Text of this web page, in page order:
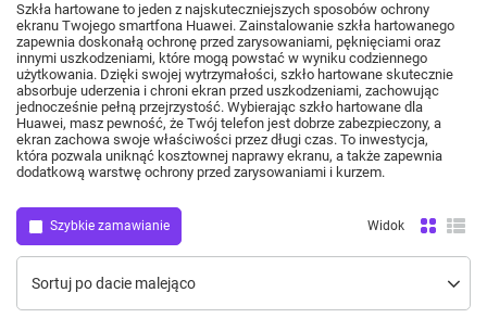
Szkła hartowane to jeden z najskuteczniejszych sposobów ochrony
ekranu Twojego smartfona Huawei. Zainstalowanie szkła hartowanego
zapewnia doskonałą ochronę przed zarysowaniami, pęknięciami oraz
innymi uszkodzeniami, które mogą powstać w wyniku codziennego
użytkowania. Dzięki swojej wytrzymałości, szkło hartowane skutecznie
absorbuje uderzenia i chroni ekran przed uszkodzeniami, zachowując
jednocześnie pełną przejrzystość. Wybierając szkło hartowane dla
Huawei, masz pewność, że Twój telefon jest dobrze zabezpieczony, a
ekran zachowa swoje właściwości przez długi czas. To inwestycja,
która pozwala uniknąć kosztownej naprawy ekranu, a także zapewnia
dodatkową warstwę ochrony przed zarysowaniami i kurzem.
Szybkie zamawianie
Zmień sortowanie
Sortuj po dacie malejąco
Widok